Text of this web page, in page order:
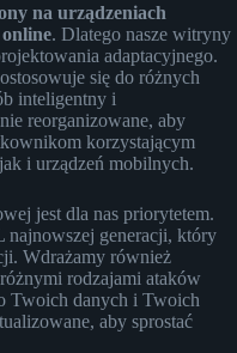
na urządzeniach
. Dlatego nasze witryny
adaptacyjnego.
się do różnych
inteligentny i
reorganizowane, aby
korzystającym
i urządzeń mobilnych.
jest dla nas priorytetem.
generacji, który
Wdrażamy również
rodzajami ataków
Twoich danych i Twoich
aby sprostać